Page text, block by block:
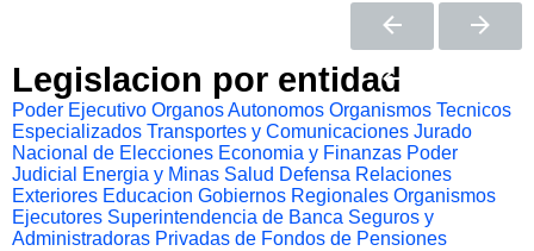
Legislacion por entidad
Poder Ejecutivo Organos Autonomos Organismos Tecnicos
Especializados Transportes y Comunicaciones Jurado
Nacional de Elecciones Economia y Finanzas Poder
Judicial
Energia y Minas Salud Defensa Relaciones
Exteriores Educacion Gobiernos Regionales Organismos
Ejecutores Superintendencia de Banca Seguros y
Administradoras Privadas de Fondos de Pensiones